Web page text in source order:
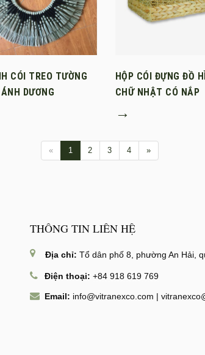
CÓI TREO TƯỜNG
DƯƠNG
HỘP CÓI ĐỰNG ĐỒ
CHỮ NHẬT CÓ NẮP
→
« 1 2 3 4 »
THÔNG TIN LIÊN HỆ
Địa chỉ: Tổ dân phố 8, phường An Hải,
Điện thoại: +84 918 619 769
Email: info@vitranexco.com |